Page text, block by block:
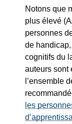
Notons que
plus élevé
personnes
de
cognitifs du
auteurs sont
l’ensemble
les